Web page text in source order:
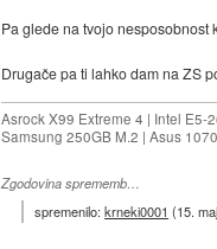
Pa glede na tvojo nesposobnost
Drugače pa ti lahko dam na ZS
Asrock X99 Extreme 4 | Intel E5-
Samsung 250GB M.2 | Asus
Zgodovina sprememb…
spremenilo:krneki0001 (15.